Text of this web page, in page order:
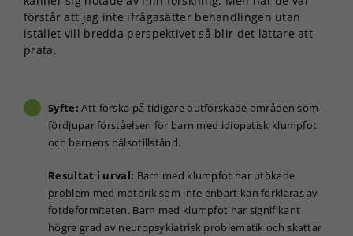
förstår att jag inte ifrågasätter behandlingen utan
istället vill bredda perspektivet så blir det lättare att
prata.
Syfte: Att forska på tidigare outforskade områden som
fördjupar förståelsen för barn med idiopatisk klumpfot
och barnens hälsotillstånd.
Resultat i urval: Barn med klumpfot har utökade
problem med motorik som inte enbart kan förklaras av
fotdeformiteten. Barn med klumpfot har signifikant
högre grad av neuropsykiatrisk problematik och skattar